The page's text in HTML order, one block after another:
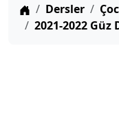
Anasayfa
Dersler
2021-2022 Güz